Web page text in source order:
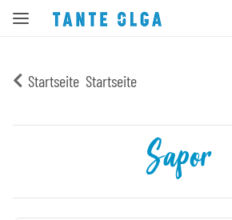
Startseite Startseite
Sapor